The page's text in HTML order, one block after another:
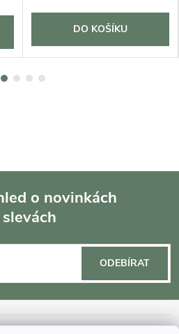
DO KOŠÍKU
o novinkách
ODEBÍRAT